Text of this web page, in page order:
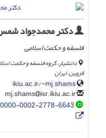
دکتر محمدجواد
فلسفه و حکمت اسلامی
دانشیار، گروه فلسفه و حکمت
قزوین، ایران
ikiu.ac.ir/~mj.shams
isr.ikiu.ac.ir
0000-0002-2778-6643